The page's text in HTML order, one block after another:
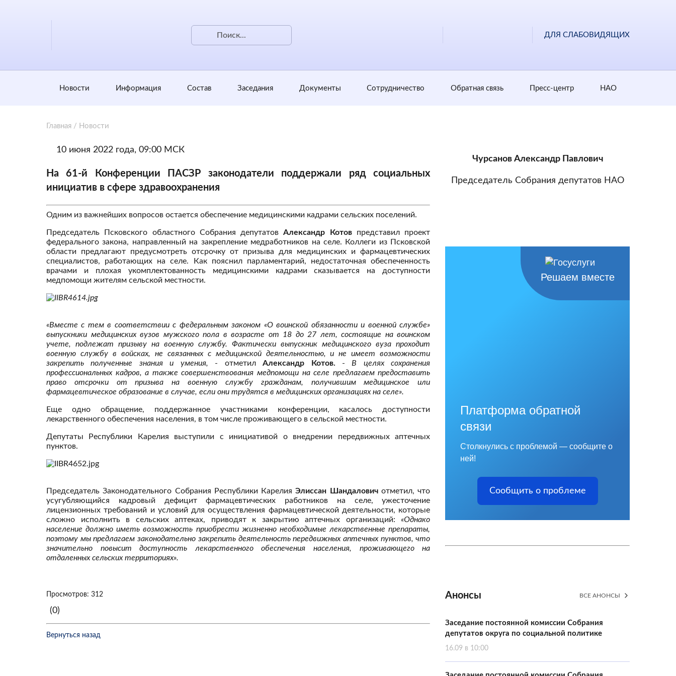
ДЛЯ СЛАБОВИДЯЩИХ
Новости Информация Состав Заседания Документы Сотрудничество Обратная cвязь Пресс-центр НАО
Главная / Новости
10 июня 2022 года, 09:00 МСК
На 61-й Конференции ПАСЗР законодатели поддержали ряд социальных
инициатив в сфере здравоохранения
Одним из важнейших вопросов остается обеспечение медицинскими кадрами сельских поселений.
Председатель Псковского областного Собрания депутатовАлександр Котов представил проект
федерального закона, направленный на закрепление медработников на селе. Коллеги из Псковской
области предлагают предусмотреть отсрочку от призыва для медицинских и фармацевтических
специалистов, работающих на селе. Как пояснил парламентарий, недостаточная обеспеченность
врачами и плохая укомплектованность медицинскими кадрами сказывается на доступности
медпомощи жителям сельской местности.
«Вместе с тем в соответствии с федеральным законом «О воинской обязанности и военной службе»
выпускники медицинских вузов мужского пола в возрасте от 18 до 27 лет, состоящие на воинском
учете, подлежат призыву на военную службу. Фактически выпускник медицинского вуза проходит
военную службу в войсках, не связанных с медицинской деятельностью, и не имеет возможности
закрепить полученные знания и умения, - отметилАлександр Котов. - В целях сохранения
профессиональных кадров, а также совершенствования медпомощи на селе предлагаем предоставить
право отсрочки от призыва на военную службу гражданам, получившим медицинское или
фармацевтическое образование в случае, если они трудятся в медицинских организациях на селе».
Еще одно обращение, поддержанное участниками конференции, касалось доступности
лекарственного обеспечения населения, в том числе проживающего в сельской местности.
Депутаты Республики Карелия выступили с инициативой о внедрении передвижных аптечных
пунктов.
Председатель Законодательного Собрания Республики КарелияЭлиссан Шандаловичотметил, что
усугубляющийся кадровый дефицит фармацевтических работников на селе, ужесточение
лицензионных требований и условий для осуществления фармацевтической деятельности, которые
сложно исполнить в сельских аптеках, приводят к закрытию аптечных организаций:«Однако
население должно иметь возможность приобрести жизненно необходимые лекарственные препараты,
поэтому мы предлагаем законодательно закрепить деятельность передвижных аптечных пунктов, что
значительно повысит доступность лекарственного обеспечения населения, проживающего на
отдаленных сельских территориях».
Просмотров: 312
(0)
Вернуться назад
Чурсанов Александр Павлович
Председатель Собрания депутатов НАО
Решаем вместе
Платформа обратной
связи
Столкнулись с проблемой — сообщите о
ней!
Сообщить о проблеме
Анонсы ВСЕ АНОНСЫ
Заседание постоянной комиссии Собрания
депутатов округа по социальной политике
16.09 в 10:00